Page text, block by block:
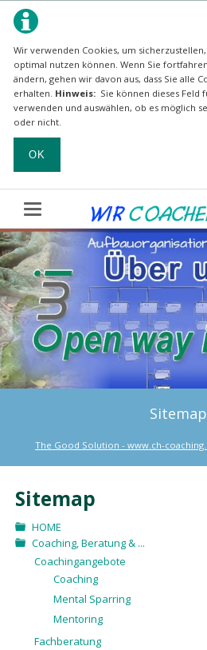
Wir verwenden Cookies, um sicherzustellen,
optimal nutzen können.Wenn Sie
ändern, gehen wir davon aus, dass Sie alle
erhalten. Hinweis: Sie können dieses
verwenden und auswählen, ob es möglich
oder nicht.
OK
Sitemap
The Good Solution - www.ch-
Sitemap
HOME
Coaching, Beratung & ...
Coachingangebote
Coaching
Mental Sparring
Mentoring
Fachberatung